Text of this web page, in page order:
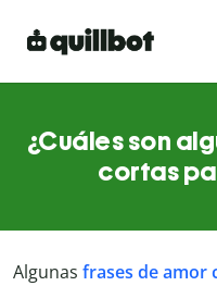
¿Cuáles son
cortas
Algunas frases de amor